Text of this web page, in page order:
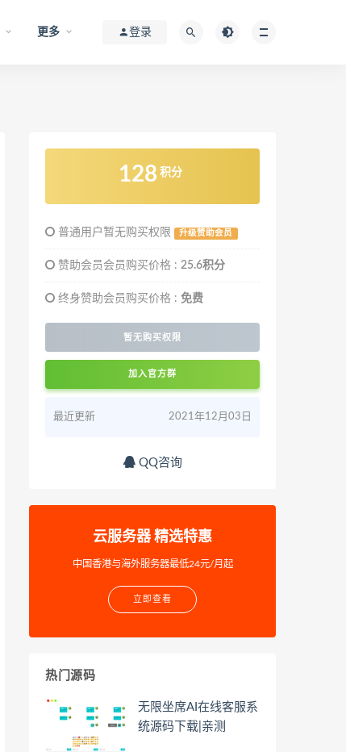
更多 登录
128 积分
普通用户暂无购买权限 升级赞助会员
赞助会员会员购买价格 : 25.6积分
终身赞助会员购买价格 : 免费
暂无购买权限
加入官方群
最近更新 2021年12月03日
QQ咨询
云服务器 精选特惠
中国香港与海外服务器最低24元/月起
立即查看
热门源码
无限坐席AI在线客服系
统源码下载|亲测